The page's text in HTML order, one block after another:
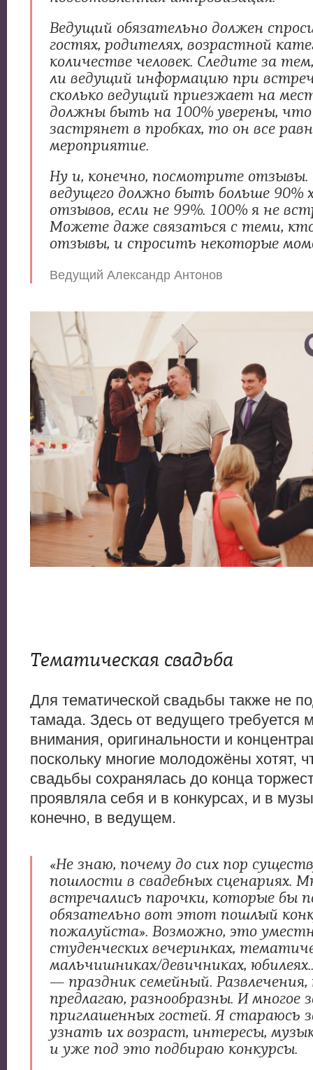
Ведущий обязательно должен
гостях, родителях, возрастной
количестве человек. Следите за
ли ведущий информацию при
сколько ведущий приезжает на
должны быть на 100% уверены, что
застрянет в пробках, то он все
мероприятие.
Ну и, конечно, посмотрите отзывы.
ведущего должно быть больше 90%
отзывов, если не 99%. 100% я не
Можете даже связаться с теми,
отзывы, и спросить некоторые
Ведущий Александр Антонов
Тематическая свадьба
Для тематической свадьбы также не
тамада. Здесь от ведущего требуется
внимания, оригинальности и
поскольку многие молодожёны хотят,
свадьбы сохранялась до конца
проявляла себя и в конкурсах, и в
конечно, в ведущем.
«Не знаю, почему до сих пор
пошлости в свадебных сценариях.
встречались парочки, которые бы
обязательно вот этот пошлый
пожалуйста». Возможно, это
студенческих вечеринках,
мальчишниках/девичниках,
— праздник семейный.
предлагаю, разнообразны. И многое
приглашенных гостей. Я стараюсь
узнать их возраст, интересы,
и уже под это подбираю конкурсы.